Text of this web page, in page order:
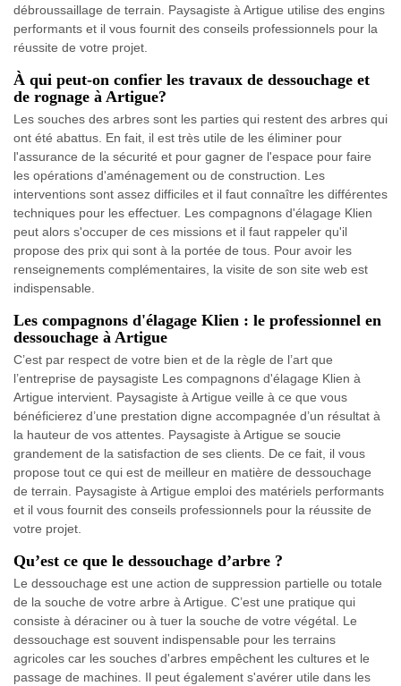
débroussaillage de terrain. Paysagiste à Artigue utilise des engins
performants et il vous fournit des conseils professionnels pour la
réussite de votre projet.
À qui peut-on confier les travaux de dessouchage et
de rognage à Artigue?
Les souches des arbres sont les parties qui restent des arbres qui
ont été abattus. En fait, il est très utile de les éliminer pour
l'assurance de la sécurité et pour gagner de l'espace pour faire
les opérations d'aménagement ou de construction. Les
interventions sont assez difficiles et il faut connaître les différentes
techniques pour les effectuer. Les compagnons d'élagage Klien
peut alors s'occuper de ces missions et il faut rappeler qu'il
propose des prix qui sont à la portée de tous. Pour avoir les
renseignements complémentaires, la visite de son site web est
indispensable.
Les compagnons d'élagage Klien : le professionnel en
dessouchage à Artigue
C’est par respect de votre bien et de la règle de l’art que
l’entreprise de paysagiste Les compagnons d'élagage Klien à
Artigue intervient. Paysagiste à Artigue veille à ce que vous
bénéficierez d’une prestation digne accompagnée d’un résultat à
la hauteur de vos attentes. Paysagiste à Artigue se soucie
grandement de la satisfaction de ses clients. De ce fait, il vous
propose tout ce qui est de meilleur en matière de dessouchage
de terrain. Paysagiste à Artigue emploi des matériels performants
et il vous fournit des conseils professionnels pour la réussite de
votre projet.
Qu’est ce que le dessouchage d’arbre ?
Le dessouchage est une action de suppression partielle ou totale
de la souche de votre arbre à Artigue. C’est une pratique qui
consiste à déraciner ou à tuer la souche de votre végétal. Le
dessouchage est souvent indispensable pour les terrains
agricoles car les souches d'arbres empêchent les cultures et le
passage de machines. Il peut également s'avérer utile dans les